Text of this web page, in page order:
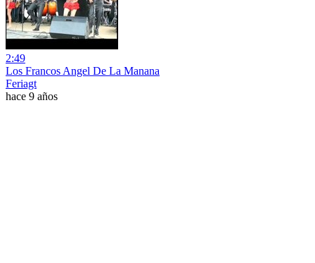
2:49
Los Francos Angel De La Manana
Feriagt
hace 9 años